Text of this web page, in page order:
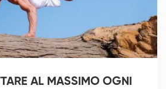
AL MASSIMO OGNI